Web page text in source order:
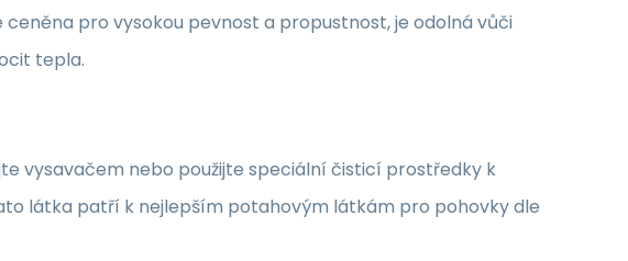
pro vysokou pevnost a propustnost, je odolná vůči
tepla.
vysavačem nebo použijte speciální čisticí prostředky k
látka patří k nejlepším potahovým látkám pro pohovky dle